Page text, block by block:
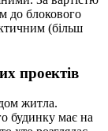
до блокового
(більш
проектів
житла.
будинку має на